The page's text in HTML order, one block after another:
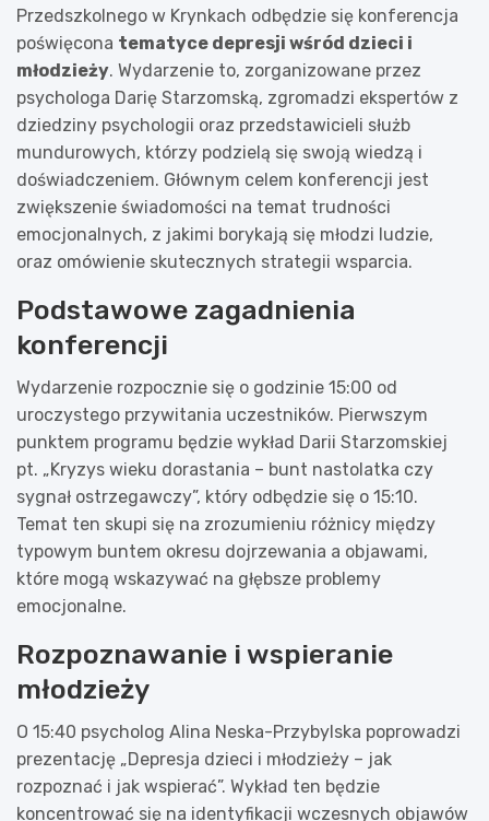
Przedszkolnego w Krynkach odbędzie się konferencja
poświęcona tematyce depresji wśród dzieci i
młodzieży. Wydarzenie to, zorganizowane przez
psychologa Darię Starzomską, zgromadzi ekspertów z
dziedziny psychologii oraz przedstawicieli służb
mundurowych, którzy podzielą się swoją wiedzą i
doświadczeniem. Głównym celem konferencji jest
zwiększenie świadomości na temat trudności
emocjonalnych, z jakimi borykają się młodzi ludzie,
oraz omówienie skutecznych strategii wsparcia.
Podstawowe zagadnienia
konferencji
Wydarzenie rozpocznie się o godzinie 15:00 od
uroczystego przywitania uczestników. Pierwszym
punktem programu będzie wykład Darii Starzomskiej
pt. „Kryzys wieku dorastania – bunt nastolatka czy
sygnał ostrzegawczy”, który odbędzie się o 15:10.
Temat ten skupi się na zrozumieniu różnicy między
typowym buntem okresu dojrzewania a objawami,
które mogą wskazywać na głębsze problemy
emocjonalne.
Rozpoznawanie i wspieranie
młodzieży
O 15:40 psycholog Alina Neska-Przybylska poprowadzi
prezentację „Depresja dzieci i młodzieży – jak
rozpoznać i jak wspierać”. Wykład ten będzie
koncentrować się na identyfikacji wczesnych objawów